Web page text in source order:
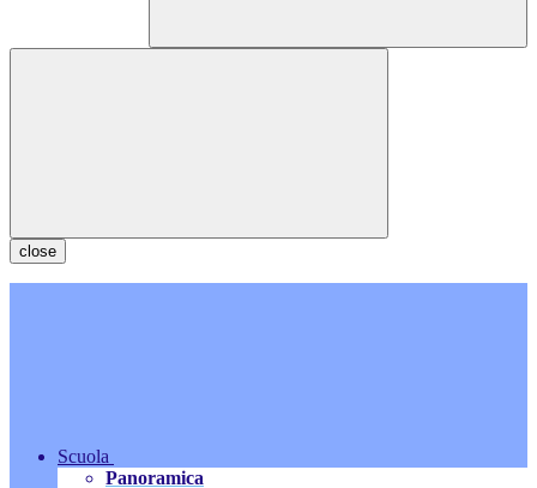
close
Scuola
Panoramica